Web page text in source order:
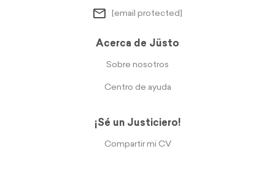
[email protected]
Acerca de Jüsto
Sobre nosotros
Centro de ayuda
¡Sé un Justiciero!
Compartir mi CV